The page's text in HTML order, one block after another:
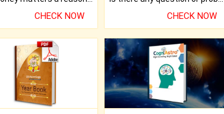
CHECK NOW CHECK NOW